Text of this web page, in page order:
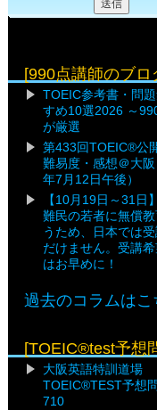
[990点講師のブロ
TOEIC参考書・問
すめ10選2026 ～
が厳選
第433回TOEIC®公
難易度・感想＠大
年7月12日午後）
【10月19日～31日
難民の若者に無償
うため、日本では
だけません。受講
はお早めに！
過去のコラムはこ
[TOEIC®test予想
大阪英語特訓道場
TOEIC®TEST予想
710